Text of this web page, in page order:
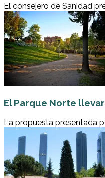
El consejero de Sanidad
El Parque Norte
La propuesta presentada